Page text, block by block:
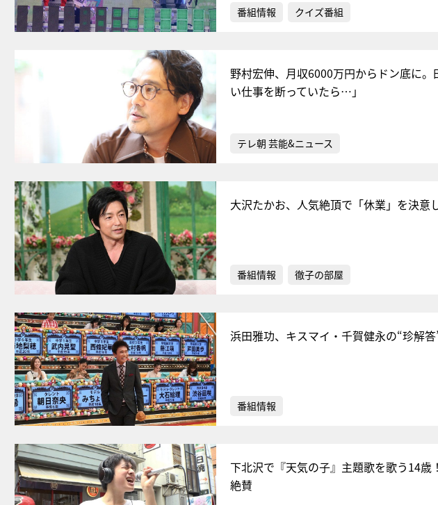
番組情報 クイズ番組
野村宏伸、月収6000万円からドン底に
い仕事を断っていたら…」
テレ朝 芸能&ニュース
大沢たかお、人気絶頂で「休業」を決意
番組情報 徹子の部屋
浜田雅功、キスマイ・千賀健永の“珍解
番組情報
下北沢で『天気の子』主題歌を歌う14
絶賛